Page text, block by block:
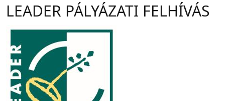
LEADER PÁLYÁZATI FELHÍVÁS